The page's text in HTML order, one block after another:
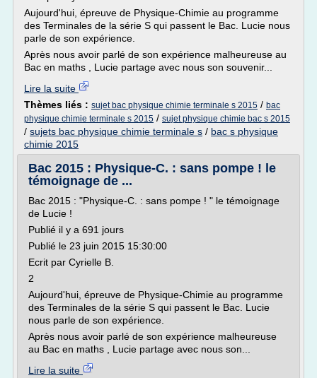
Aujourd'hui, épreuve de Physique-Chimie au programme
des Terminales de la série S qui passent le Bac. Lucie nous
parle de son expérience.
Après nous avoir parlé de son expérience malheureuse au
Bac en maths , Lucie partage avec nous son souvenir...
Lire la suite
Thèmes liés : sujet bac physique chimie terminale s 2015 / bac
physique chimie terminale s 2015 / sujet physique chimie bac s 2015
/ sujets bac physique chimie terminale s / bac s physique
chimie 2015
Bac 2015 : Physique-C. : sans pompe ! le
témoignage de ...
Bac 2015 : "Physique-C. : sans pompe ! " le témoignage
de Lucie !
Publié il y a 691 jours
Publié le 23 juin 2015 15:30:00
Ecrit par Cyrielle B.
2
Aujourd'hui, épreuve de Physique-Chimie au programme
des Terminales de la série S qui passent le Bac. Lucie
nous parle de son expérience.
Après nous avoir parlé de son expérience malheureuse
au Bac en maths , Lucie partage avec nous son...
Lire la suite